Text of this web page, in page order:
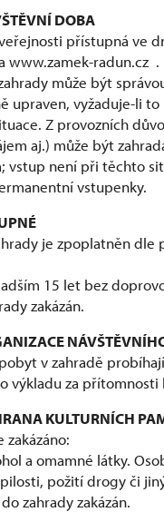
DOBA
přístupná ve
www.zamek-radun.cz .
může být
upraven, vyžaduje-li to
Z provozních
aj.) může být
vstup není při těchto
vstupenky.
je zpoplatněn dle
15 let bez
zakázán.
v zahradě
výkladu za přítomnosti
KULTURNÍCH
a omamné látky.
požití drogy či
zahrady zakázán.